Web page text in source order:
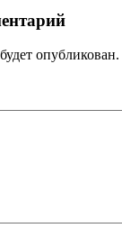
опубликован.